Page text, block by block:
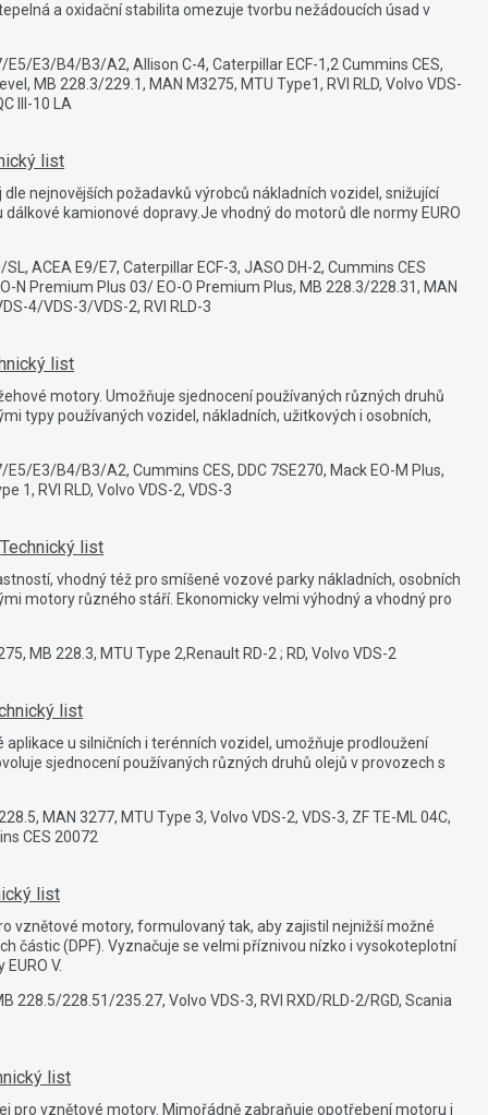
a oxidační stabilita omezuje tvorbu nežádoucích úsad v
E3/B4/B3/A2, Allison C-4, Caterpillar ECF-1,2 Cummins CES,
MB 228.3/229.1, MAN M3275, MTU Type1, RVI RLD, Volvo VDS-
III-10 LA
list
nejnovějších požadavků výrobců nákladních vozidel, snižující
kamionové dopravy.Je vhodný do motorů dle normy EURO
ACEA E9/E7, Caterpillar ECF-3, JASO DH-2, Cummins CES
N Premium Plus 03/ EO-O Premium Plus, MB 228.3/228.31, MAN
4/VDS-3/VDS-2, RVI RLD-3
list
motory. Umožňuje sjednocení používaných různých druhů
typy používaných vozidel, nákladních, užitkových i osobních,
E3/B4/B3/A2, Cummins CES, DDC 7SE270, Mack EO-M Plus,
1, RVI RLD, Volvo VDS-2, VDS-3
Technický list
vhodný též pro smíšené vozové parky nákladních, osobních
motory různého stáří. Ekonomicky velmi výhodný a vhodný pro
MB 228.3, MTU Type 2,Renault RD-2 ; RD, Volvo VDS-2
list
u silničních i terénních vozidel, umožňuje prodloužení
sjednocení používaných různých druhů olejů v provozech s
MAN 3277, MTU Type 3, Volvo VDS-2, VDS-3, ZF TE-ML 04C,
CES 20072
list
vznětové motory, formulovaný tak, aby zajistil nejnižší možné
částic (DPF). Vyznačuje se velmi příznivou nízko i vysokoteplotní
V.
228.5/228.51/235.27, Volvo VDS-3, RVI RXD/RLD-2/RGD, Scania
list
pro vznětové motory. Mimořádně zabraňuje opotřebení motoru i